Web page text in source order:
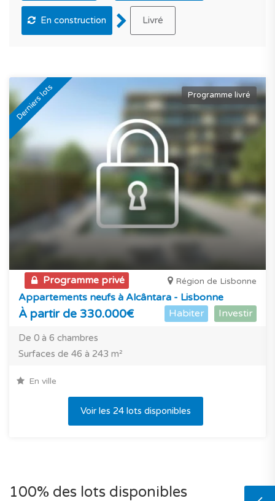
En construction Livré
Derniers lots Programme livré
Programme privé Région de Lisbonne
Appartements neufs à Alcântara - Lisbonne
À partir de 330.000€ Habiter Investir
De 0 à 6 chambres
Surfaces de 46 à 243 m²
En ville
Voir les 24 lots disponibles
100% des lots disponibles